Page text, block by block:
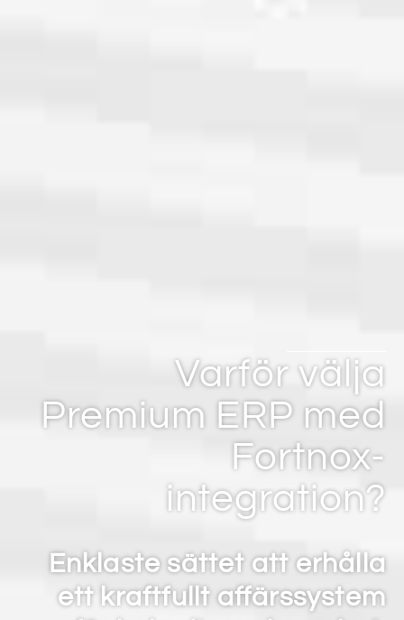
Varför välja
Premium ERP med
Fortnox-
integration?
Enklaste sättet att erhålla
ett kraftfullt affärssystem